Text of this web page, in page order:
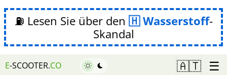
⛽ Lesen Sie über den Wasserstoff-
Skandal
E-SCOOTER.CO 🇦🇹 ☰